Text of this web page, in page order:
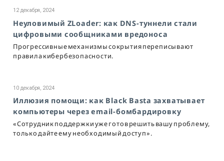
12 декабря, 2024
Неуловимый ZLoader: как DNS-туннели стали
цифровыми сообщниками вредоноса
Прогрессивные механизмы сокрытия переписывают
правила кибербезопасности.
10 декабря, 2024
Иллюзия помощи: как Black Basta захватывает
компьютеры через email-бомбардировку
«Сотрудник поддержки уже готов решить вашу проблему,
только дайте ему необходимый доступ».